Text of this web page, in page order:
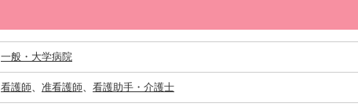
一般・大学病院
看護師、 准看護師、 看護助手・介護士